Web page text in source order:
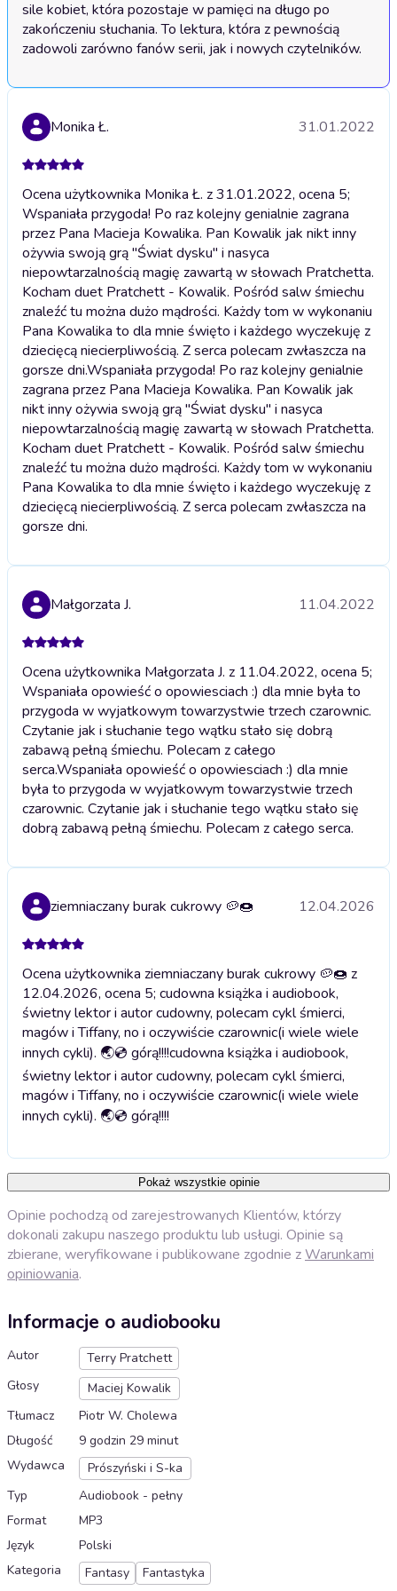
sile kobiet, która pozostaje w pamięci na długo po
zakończeniu słuchania. To lektura, która z pewnością
zadowoli zarówno fanów serii, jak i nowych czytelników.
Monika Ł. 31.01.2022
Ocena użytkownika Monika Ł. z 31.01.2022, ocena 5;
Wspaniała przygoda! Po raz kolejny genialnie zagrana
przez Pana Macieja Kowalika. Pan Kowalik jak nikt inny
ożywia swoją grą "Świat dysku" i nasyca
niepowtarzalnością magię zawartą w słowach Pratchetta.
Kocham duet Pratchett - Kowalik. Pośród salw śmiechu
znaleźć tu można dużo mądrości. Każdy tom w wykonaniu
Pana Kowalika to dla mnie święto i każdego wyczekuję z
dziecięcą niecierpliwością. Z serca polecam zwłaszcza na
gorsze dni.Wspaniała przygoda! Po raz kolejny genialnie
zagrana przez Pana Macieja Kowalika. Pan Kowalik jak
nikt inny ożywia swoją grą "Świat dysku" i nasyca
niepowtarzalnością magię zawartą w słowach Pratchetta.
Kocham duet Pratchett - Kowalik. Pośród salw śmiechu
znaleźć tu można dużo mądrości. Każdy tom w wykonaniu
Pana Kowalika to dla mnie święto i każdego wyczekuję z
dziecięcą niecierpliwością. Z serca polecam zwłaszcza na
gorsze dni.
Małgorzata J. 11.04.2022
Ocena użytkownika Małgorzata J. z 11.04.2022, ocena 5;
Wspaniała opowieść o opowiesciach :) dla mnie była to
przygoda w wyjatkowym towarzystwie trzech czarownic.
Czytanie jak i słuchanie tego wątku stało się dobrą
zabawą pełną śmiechu. Polecam z całego
serca.Wspaniała opowieść o opowiesciach :) dla mnie
była to przygoda w wyjatkowym towarzystwie trzech
czarownic. Czytanie jak i słuchanie tego wątku stało się
dobrą zabawą pełną śmiechu. Polecam z całego serca.
ziemniaczany burak cukrowy 🥔🍩 12.04.2026
Ocena użytkownika ziemniaczany burak cukrowy 🥔🍩 z
12.04.2026, ocena 5; cudowna książka i audiobook,
świetny lektor i autor cudowny, polecam cykl śmierci,
magów i Tiffany, no i oczywiście czarownic(i wiele wiele
innych cykli). 🌏💿 górą!!!!cudowna książka i audiobook,
świetny lektor i autor cudowny, polecam cykl śmierci,
magów i Tiffany, no i oczywiście czarownic(i wiele wiele
innych cykli). 🌏💿 górą!!!!
Pokaż wszystkie opinie
Opinie pochodzą od zarejestrowanych Klientów, którzy
dokonali zakupu naszego produktu lub usługi. Opinie są
zbierane, weryfikowane i publikowane zgodnie zWarunkami
opiniowania.
Informacje o audiobooku
Autor
Terry Pratchett
Głosy
Maciej Kowalik
Tłumacz
Piotr W. Cholewa
Długość
9 godzin 29 minut
Wydawca
Prószyński i S-ka
Typ
Audiobook - pełny
Format
MP3
Język
Polski
Kategoria
Fantasy Fantastyka